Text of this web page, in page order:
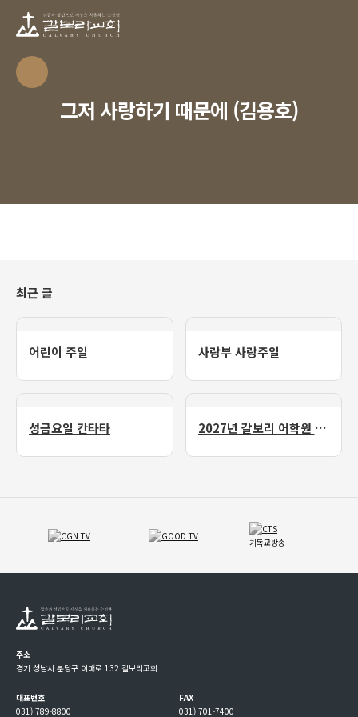
그저 사랑하기 때문에 (김용호)
최근 글
어린이 주일 사랑부 사랑주일
성금요일 칸타타 2027년 갈보리 어학원 유치부 신입생 모집
주소
경기 성남시 분당구 이매로 132 갈보리교회
대표번호
031) 789-8800
FAX
031) 701-7400